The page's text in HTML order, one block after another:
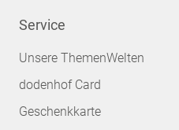
Service
Unsere ThemenWelten
dodenhof Card
Geschenkkarte